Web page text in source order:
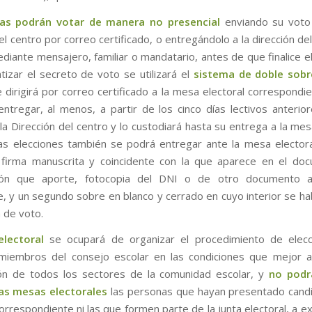
podrán votar de manera no presencial enviando su
centro por correo certificado, o entregándolo a la dirección
mensajero, familiar o mandatario, antes de que finalice
el secreto de voto se utilizará el sistema de doble
por correo certificado a la mesa electoral
al menos, a partir de los cinco días lectivos
Dirección del centro y lo custodiará hasta su entrega a la
elecciones también se podrá entregar ante la mesa
manuscrita y coincidente con la que aparece en el
que aporte, fotocopia del DNI o de otro documento
y un segundo sobre en blanco y cerrado en cuyo interior se
de voto.
se ocupará de organizar el procedimiento de
del consejo escolar en las condiciones que mejor
de todos los sectores de la comunidad escolar, y no
mesas electorales las personas que hayan presentado
ni las que formen parte de la junta electoral, a